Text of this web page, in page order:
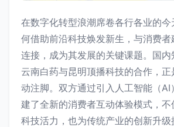
在数字化转型浪潮席卷各行各业的
何借助前沿科技焕发新生，与消费
连接，成为其发展的关键课题。国
云南白药与昆明顶播科技的合作，
动注脚。双方通过引入人工智能（AI
建了全新的消费者互动体验模式，不
科技活力，也为传统产业的创新升